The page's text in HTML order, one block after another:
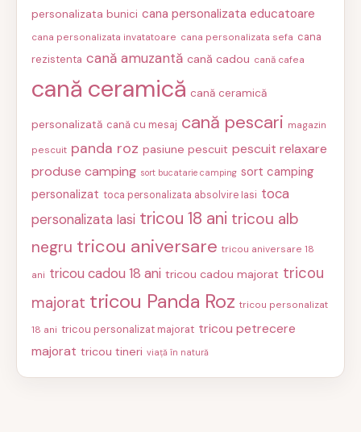
personalizata bunici cana personalizata educatoare
cana personalizata invatatoare cana personalizata sefa cana
rezistenta cană amuzantă cană cadou cană cafea
cană ceramică cană ceramică
personalizată cană cu mesaj cană pescari magazin
pescuit panda roz pasiune pescuit pescuit relaxare
produse camping sort bucatarie camping sort camping
personalizat toca personalizata absolvire Iasi toca
personalizata Iasi tricou 18 ani tricou alb
negru tricou aniversare tricou aniversare 18
ani tricou cadou 18 ani tricou cadou majorat tricou
majorat tricou Panda Roz tricou personalizat
18 ani tricou personalizat majorat tricou petrecere
majorat tricou tineri viață în natură